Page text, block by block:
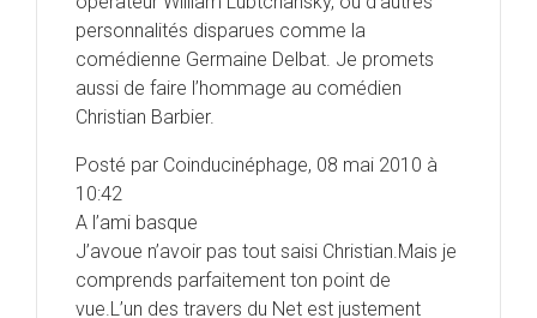
personnalités disparues comme la
comédienne Germaine Delbat. Je promets
aussi de faire l’hommage au comédien
Christian Barbier.
Posté par Coinducinéphage, 08 mai 2010 à
10:42
A l’ami basque
J’avoue n’avoir pas tout saisi Christian.Mais je
comprends parfaitement ton point de
vue.L’un des travers du Net est justement